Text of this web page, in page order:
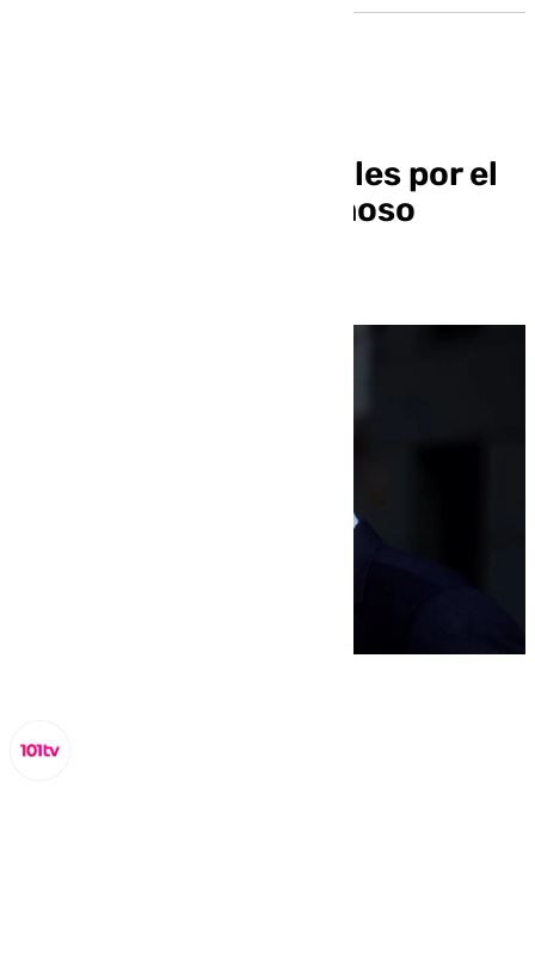
El juicio contra Rubiales por el
beso a Jennifer Hermoso